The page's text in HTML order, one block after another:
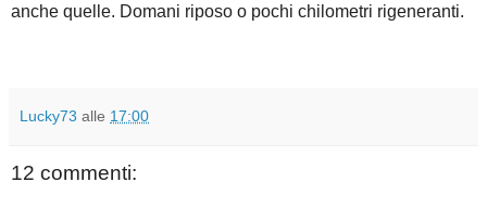
anche quelle. Domani riposo o pochi chilometri rigeneranti.
Lucky73 alle 17:00
12 commenti: